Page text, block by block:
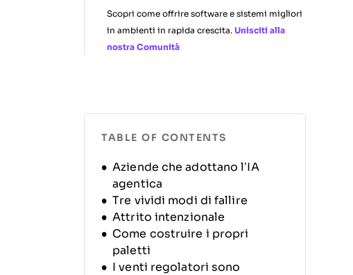
Scopri come offrire software e sistemi migliori
in ambienti in rapida crescita. Unisciti alla
nostra Comunità
TABLE OF CONTENTS
Aziende che adottano l’IA
agentica
Tre vividi modi di fallire
Attrito intenzionale
Come costruire i propri
paletti
I venti regolatori sono